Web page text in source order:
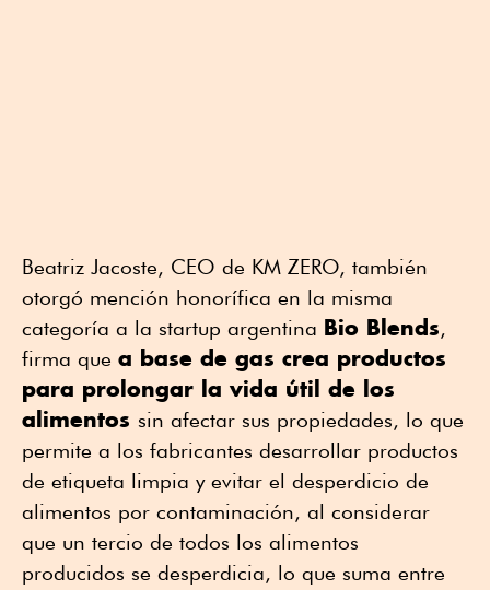
Beatriz Jacoste, CEO de KM ZERO, también
otorgó mención honorífica en la misma
categoría a la startup argentina Bio Blends,
firma que a base de gas crea productos
para prolongar la vida útil de los
alimentos sin afectar sus propiedades, lo que
permite a los fabricantes desarrollar productos
de etiqueta limpia y evitar el desperdicio de
alimentos por contaminación, al considerar
que un tercio de todos los alimentos
producidos se desperdicia, lo que suma entre